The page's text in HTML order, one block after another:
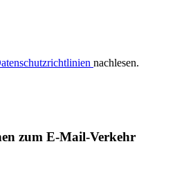
nachlesen.
zum E-Mail-Verkehr